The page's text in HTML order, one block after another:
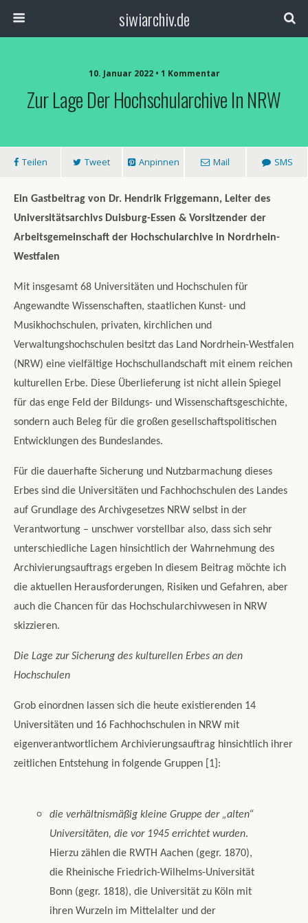
siwiarchiv.de
10. Januar 2022 • 1 Kommentar
Zur Lage Der Hochschularchive In NRW
Teilen Tweet Anpinnen Mail SMS
Ein Gastbeitrag von Dr. Hendrik Friggemann, Leiter des
Universitätsarchivs Duisburg-Essen & Vorsitzender der
Arbeitsgemeinschaft der Hochschularchive in Nordrhein-
Westfalen
Mit insgesamt 68 Universitäten und Hochschulen für
Angewandte Wissenschaften, staatlichen Kunst-​ und
Musikhochschulen, privaten, kirchlichen und
Verwaltungshochschulen besitzt das Land Nordrhein-Westfalen
(NRW) eine vielfältige Hochschullandschaft mit einem reichen
kulturellen Erbe. Diese Überlieferung ist nicht allein Spiegel
für das enge Feld der Bildungs- und Wissenschaftsgeschichte,
sondern auch Beleg für die großen gesellschaftspolitischen
Entwicklungen des Bundeslandes.
Für die dauerhafte Sicherung und Nutzbarmachung dieses
Erbes sind die Universitäten und Fachhochschulen des Landes
auf Grundlage des Archivgesetzes NRW selbst in der
Verantwortung – unschwer vorstellbar also, dass sich sehr
unterschiedliche Lagen hinsichtlich der Wahrnehmung des
Archivierungsauftrags ergeben In diesem Beitrag möchte ich
die aktuellen Herausforderungen, Risiken und Gefahren, aber
auch die Chancen für das Hochschularchivwesen in NRW
skizzieren.
Die Lage zur Sicherung des kulturellen Erbes an den
Hochschulen
Grob einordnen lassen sich die heute existierenden 14
Universitäten und 16 Fachhochschulen in NRW mit
eigenverantwortlichem Archivierungsauftrag hinsichtlich ihrer
zeitlichen Entstehung in folgende Gruppen [1]:
die verhältnismäßig kleine Gruppe der „alten“
Universitäten, die vor 1945 errichtet wurden.
Hierzu zählen die RWTH Aachen (gegr. 1870),
die Rheinische Friedrich-Wilhelms-Universität
Bonn (gegr. 1818), die Universität zu Köln mit
ihren Wurzeln im Mittelalter und der